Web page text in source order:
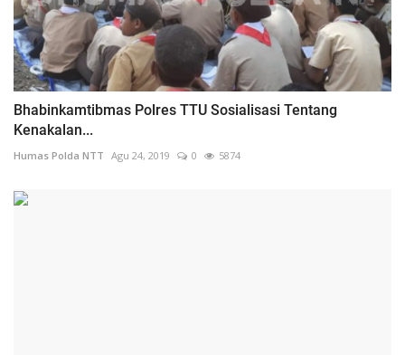
Bhabinkamtibmas Polres TTU Sosialisasi Tentang
Kenakalan...
Humas Polda NTT Agu 24, 2019 0 5874